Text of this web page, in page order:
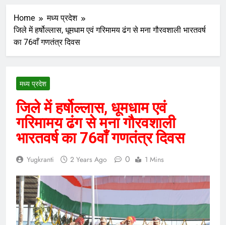
Home
मध्य प्रदेश
जिले में हर्षोल्लास, धूमधाम एवं गरिमामय ढंग से मना गौरवशाली भारतवर्ष
का 76वाँ गणतंत्र दिवस
मध्य प्रदेश
जिले में हर्षोल्लास, धूमधाम एवं
गरिमामय ढंग से मना गौरवशाली
भारतवर्ष का 76वाँ गणतंत्र दिवस
Yugkranti 2 Years Ago 0 1 Mins